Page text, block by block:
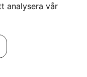
analysera vår